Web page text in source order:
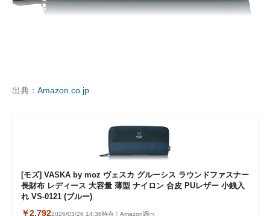
マーケ×ITの今がよく分かる
モノづくり技術者専門サイト
エレクトロニクス専門サイト
電子設計の基本と応用
エネルギーの専門メディア
出典： Amazon.co.jp
[モズ] VASKA by moz ヴェスカ グルーシス ラウンドファスナー
長財布 レディース 大容量 薄型 ナイロン 合皮 PUレザー 小銭入
れ VS-0121 (ブルー)
￥2,7922026/03/26 14:38時点｜Amazon調べ